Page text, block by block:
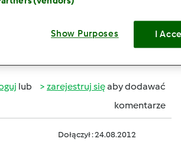
"walczysz". Piękne te Twoje obrazki i
lub zarejestruj sięaby dodawać
komentarze
Dołączył : 24.08.2012
Show Purposes I